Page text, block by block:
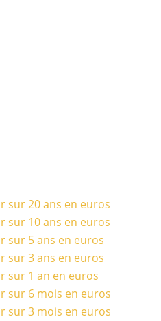
sur 20 ans en euros
sur 10 ans en euros
sur 5 ans en euros
sur 3 ans en euros
sur 1 an en euros
sur 6 mois en euros
sur 3 mois en euros